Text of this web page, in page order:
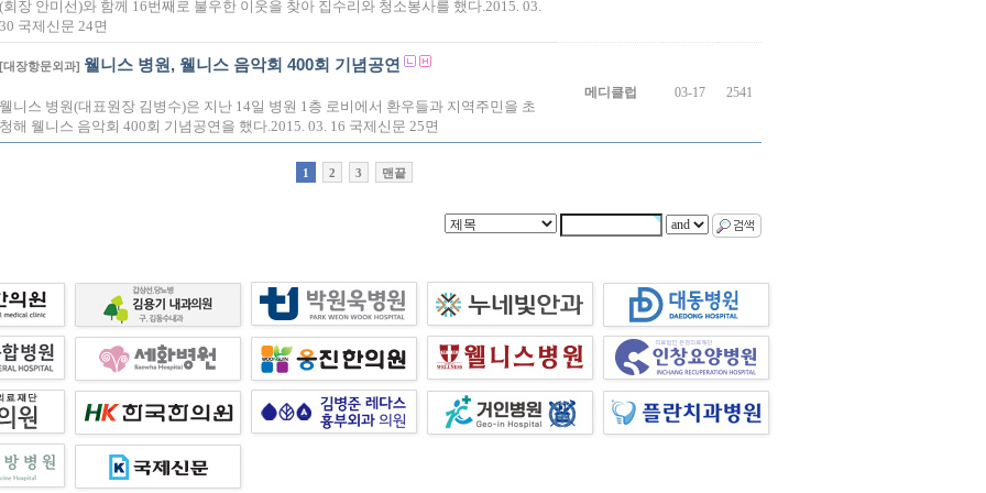
(회장 안미선)와 함께 16번째로 불우한 이웃을 찾아 집수리와 청소봉사를 했다.2015. 03.
30 국제신문 24면
[대장항문외과] 웰니스 병원, 웰니스 음악회 400회 기념공연
웰니스 병원(대표원장 김병수)은 지난 14일 병원 1층 로비에서 환우들과 지역주민을 초
청해 웰니스 음악회 400회 기념공연을 했다.2015. 03. 16 국제신문 25면
메디클럽 03-17 2541
1 2 3 맨끝